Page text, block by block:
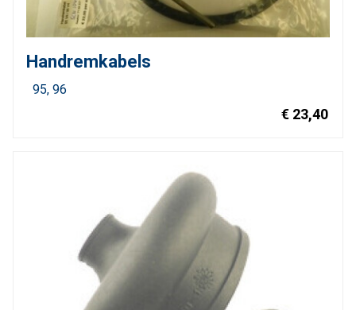
Handremkabels
95 96
€ 23,40